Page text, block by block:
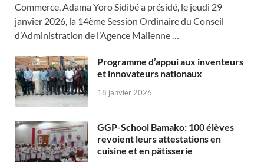
Commerce, Adama Yoro Sidibé a présidé, le jeudi 29
janvier 2026, la 14ème Session Ordinaire du Conseil
d’Administration de l’Agence Malienne …
Programme d’appui aux inventeurs
et innovateurs nationaux
18 janvier 2026
GGP-School Bamako: 100 élèves
revoient leurs attestations en
cuisine et en pâtisserie